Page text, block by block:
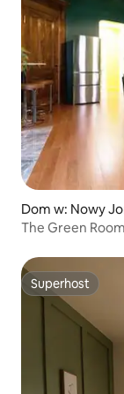
Dom w: Nowy
The Green
Superhost
Superhost